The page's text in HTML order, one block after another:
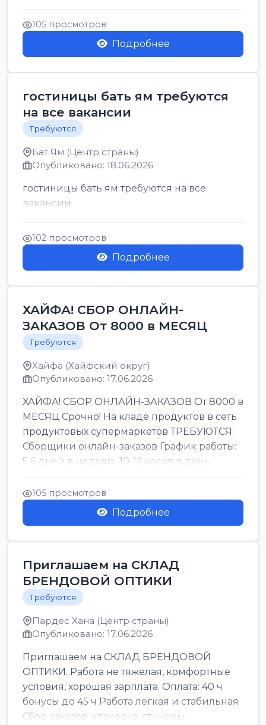
керен ишт...
105 просмотров
Подробнее
гостиницы бать ям требуются
на все вакансии
Требуются
Бат Ям (Центр страны)
Опубликовано: 18.06.2026
гостиницы бать ям требуются на все
вакансии
102 просмотров
Подробнее
ХАЙФА! СБОР ОНЛАЙН-
ЗАКАЗОВ От 8000 в МЕСЯЦ
Требуются
Хайфа (Хайфский округ)
Опубликовано: 17.06.2026
ХАЙФА! СБОР ОНЛАЙН-ЗАКАЗОВ От 8000 в
МЕСЯЦ Срочно! На кладе продуктов в сеть
продуктовых супермаркетов ТРЕБУЮТСЯ:
Сборщики онлайн-заказов График работы:
5 6 дней в неделю, 10-12 часов в день.
Колле ОП...
105 просмотров
Подробнее
Приглашаем на СКЛАД
БРЕНДОВОЙ ОПТИКИ
Требуются
Пардес Хана (Центр страны)
Опубликовано: 17.06.2026
Приглашаем на СКЛАД БРЕНДОВОЙ
ОПТИКИ. Работа не тяжелая, комфортные
условия, хорошая зарплата. Оплата: 40 ч
бонусы до 45 ч Работа лёгкая и стабильная
Сбор заказов, упаковка, стикеры,